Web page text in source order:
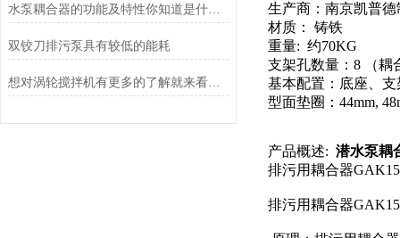
水泵耦合器的功能及特性你知道是什么么
双铰刀排污泵具有较低的能耗
想对涡轮搅拌机有更多的了解就来看看这些吧
生产商：南京凯普
材质： 铸铁
重量: 约70KG
支架孔数量：8 （耦
基本配置：底座、
型面垫圈：44mm,
产品概述: 潜水泵耦
排污用耦合器
排污用耦合器